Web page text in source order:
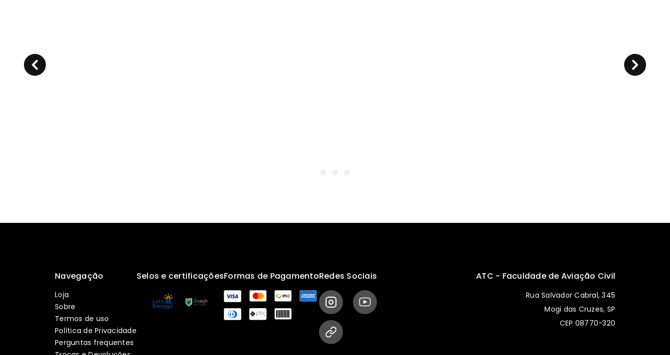
Navegação
Loja
Sobre
Termos de uso
Política de Privacidade
Perguntas frequentes
Selos e certificaçõesFormas de PagamentoRedes Sociais ATC - Faculdade de Aviação Civil
Rua Salvador Cabral, 345
Mogi das Cruzes, SP
CEP 08770-320